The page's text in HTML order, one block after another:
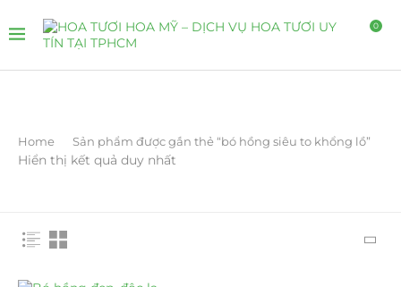
0
Home Sản phẩm được gắn thẻ “bó hồng siêu to khổng lồ”
Hiển thị kết quả duy nhất